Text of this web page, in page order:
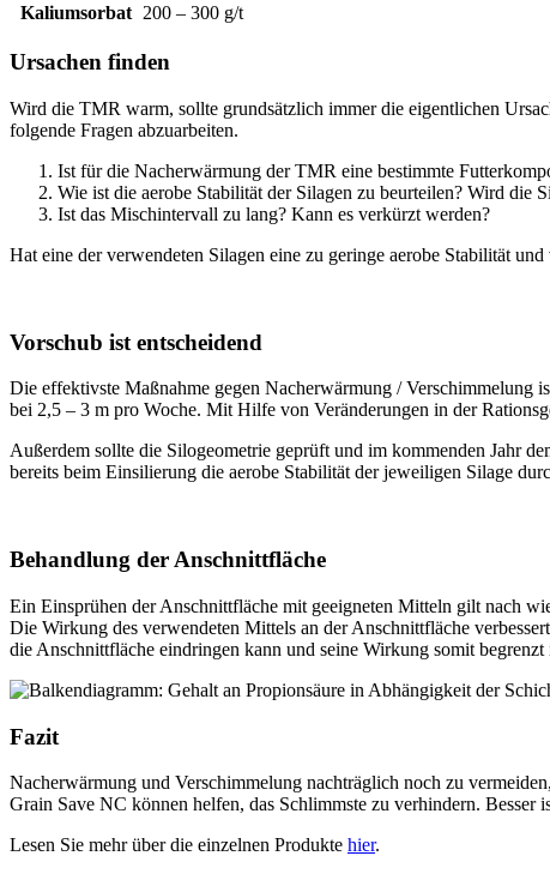
Kaliumsorbat
200 – 300 g/t
Ursachen finden
Wird die TMR warm, sollte grundsätzlich immer die eigentlichen
folgende Fragen abzuarbeiten.
Ist für die Nacherwärmung der TMR eine bestimmte
Wie ist die aerobe Stabilität der Silagen zu beurteilen? Wird die
Ist das Mischintervall zu lang? Kann es verkürzt werden?
Hat eine der verwendeten Silagen eine zu geringe aerobe Stabilität
Vorschub ist entscheidend
Die effektivste Maßnahme gegen Nacherwärmung / Verschimmelung
bei 2,5 – 3 m pro Woche. Mit Hilfe von Veränderungen in der
Außerdem sollte die Silogeometrie geprüft und im kommenden Jahr
bereits beim Einsilierung die aerobe Stabilität der jeweiligen Silage
Behandlung der Anschnittfläche
Ein Einsprühen der Anschnittfläche mit geeigneten Mitteln gilt nach
Die Wirkung des verwendeten Mittels an der Anschnittfläche
die Anschnittfläche eindringen kann und seine Wirkung somit begrenzt
Fazit
Nacherwärmung und Verschimmelung nachträglich noch zu
Grain Save NC können helfen, das Schlimmste zu verhindern. Besser
Lesen Sie mehr über die einzelnen Produkte hier.